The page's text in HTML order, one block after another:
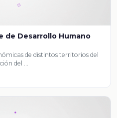
de Desarrollo Humano
de distintos territorios del
del …